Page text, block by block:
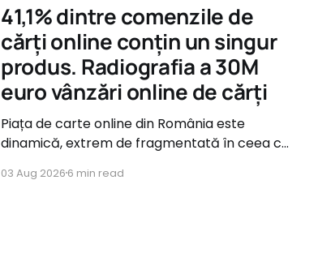
41,1% dintre comenzile de
cărți online conțin un singur
produs. Radiografia a 30M
euro vânzări online de cărți
Piața de carte online din România este
dinamică, extrem de fragmentată în ceea ce
consum foarte clare atunci când vine vorba
03 Aug 20266 min read